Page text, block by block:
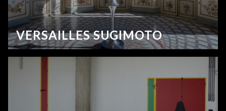
VERSAILLES SUGIMOTO